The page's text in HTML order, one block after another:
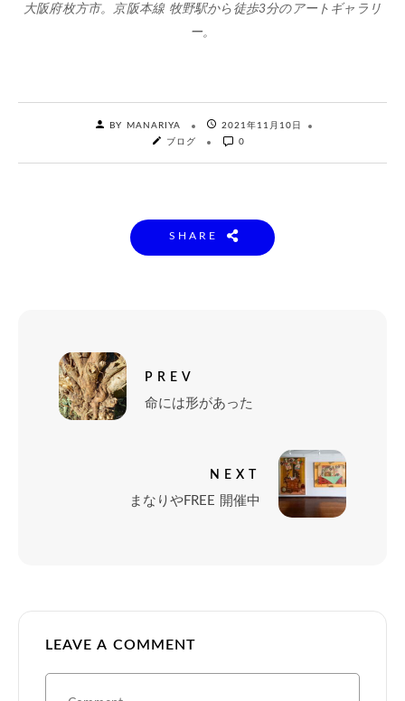
大阪府枚方市。京阪本線 牧野駅から徒歩3分のアートギャラリ
ー。
BY MANARIYA
2021年11月10日
ブログ
0
SHARE
PREV
命には形があった
NEXT
まなりやFREE 開催中
LEAVE A COMMENT